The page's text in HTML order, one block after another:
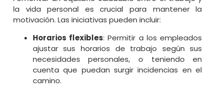
la vida personal es crucial para mantener la
motivación. Las iniciativas pueden incluir:
Horarios flexibles: Permitir a los empleados
ajustar sus horarios de trabajo según sus
necesidades personales, o teniendo en
cuenta que puedan surgir incidencias en el
camino.